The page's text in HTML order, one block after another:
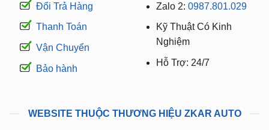
Đổi Trả Hàng
Thanh Toán
Vận Chuyển
Bảo hành
Zalo 2: 0987.801.029
Kỹ Thuật Có Kinh
Nghiệm
Hỗ Trợ: 24/7
WEBSITE THUỘC THƯƠNG HIỆU ZKAR AUTO